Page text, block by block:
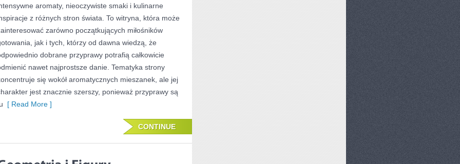
CIEKAWOSTKI
aromaty, nieoczywiste smaki i kulinarne
z różnych stron świata. To witryna, która może
zarówno początkujących miłośników
jak i tych, którzy od dawna wiedzą, że
dobrane przyprawy potrafią całkowicie
nawet najprostsze danie. Tematyka strony
się wokół aromatycznych mieszanek, ale jej
jest znacznie szerszy, ponieważ przyprawy są
[ Read More ]
CONTINUE